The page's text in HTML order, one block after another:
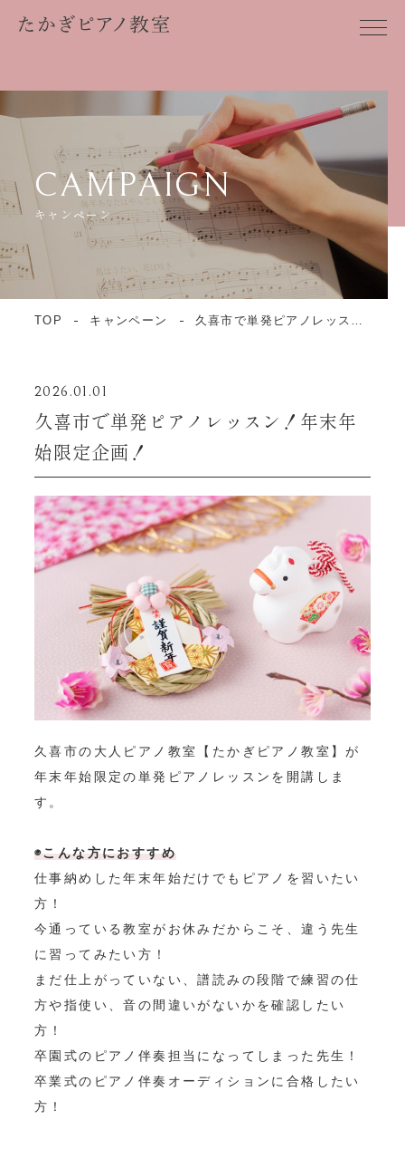
CAMPAIGN
キャンペーン
TOP キャンペーン 久喜市で単発ピアノレッスン！年末年始限定企画！
2026.01.01
久喜市で単発ピアノレッスン！年末年
始限定企画！
久喜市の大人ピアノ教室【たかぎピアノ教室】が
年末年始限定の単発ピアノレッスンを開講しま
す。
◉こんな方におすすめ
仕事納めした年末年始だけでもピアノを習いたい
方！
今通っている教室がお休みだからこそ、違う先生
に習ってみたい方！
まだ仕上がっていない、譜読みの段階で練習の仕
方や指使い、音の間違いがないかを確認したい
方！
卒園式のピアノ伴奏担当になってしまった先生！
卒業式のピアノ伴奏オーディションに合格したい
方！